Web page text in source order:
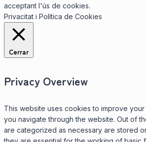
acceptant l'ús de cookies.
Privacitat i Política de Cookies
Cerrar
Privacy Overview
This website uses cookies to improve
you navigate through the website. Out of
are categorized as necessary are stored